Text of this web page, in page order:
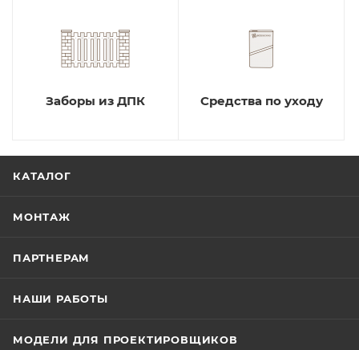
Заборы из ДПК Средства по уходу
КАТАЛОГ
МОНТАЖ
ПАРТНЕРАМ
НАШИ РАБОТЫ
МОДЕЛИ ДЛЯ ПРОЕКТИРОВЩИКОВ